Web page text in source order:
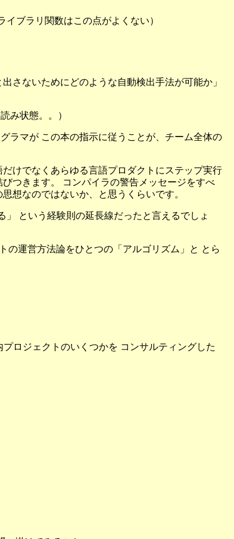
ブラリ関数はこの点がよくない）
さないためにどのような自動検出手法が可能か」
み状態。。）
ラマが この本の指示に従うことが、チーム全体の
けでなくあらゆる言語プロダクトにステップ実行
つきます。 コンパイラの警告メッセージをすべ
想なのではないか、と思うくらいです。
」 という経験則の延長線だったと言えるでしょ
の運営方法論をひとつの「アルゴリズム」と とら
ロジェクトのいくつかを コンサルティングした